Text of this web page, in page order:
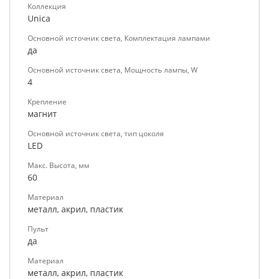
Коллекция
Unica
Основной источник света, Комплектация лампами
да
Основной источник света, Мощность лампы, W
4
Крепление
магнит
Основной источник света, тип цоколя
LED
Макс. Высота, мм
60
Материал
металл, акрил, пластик
Пульт
да
Материал
металл, акрил, пластик